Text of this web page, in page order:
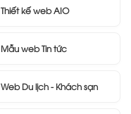
Thiết kế web AIO
Mẫu web Tin tức
Web Du lịch - Khách sạn